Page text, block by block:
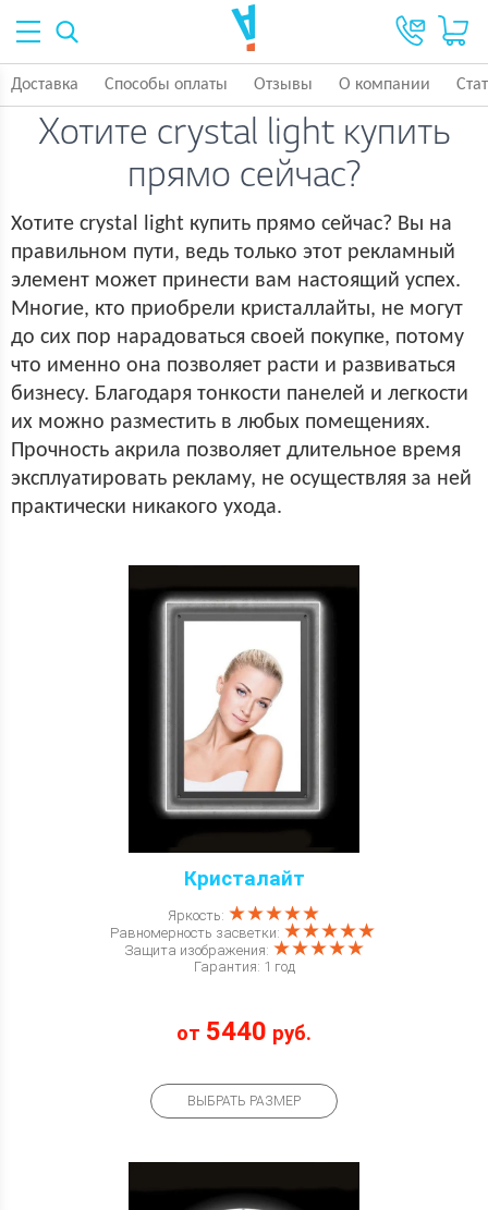
Доставка Способы оплаты Отзывы О компании
Хотите crystal light купить
прямо сейчас?
Хотите crystal light купить прямо сейчас? Вы на
правильном пути, ведь только этот рекламный
элемент может принести вам настоящий успех.
Многие, кто приобрели кристаллайты, не могут
до сих пор нарадоваться своей покупке, потому
что именно она позволяет расти и развиваться
бизнесу. Благодаря тонкости панелей и легкости
их можно разместить в любых помещениях.
Прочность акрила позволяет длительное время
эксплуатировать рекламу, не осуществляя за ней
практически никакого ухода.
Кристалайт
Яркость: ★★★★★
Равномерность засветки: ★★★★★
Защита изображения: ★★★★★
Гарантия: 1 год
от 5440 руб.
ВЫБРАТЬ РАЗМЕР